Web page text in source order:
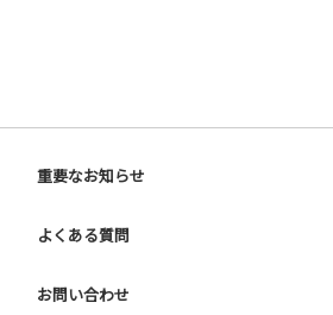
重要なお知らせ
よくある質問
お問い合わせ